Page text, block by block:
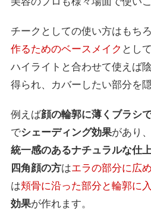
チークとしての使い方はもち
作るためのベースメイク とし
ハイライトと合わせて使えば
得られ、カバーしたい部分を
例えば顔の輪郭に薄くブラシ
でシェーディング効果があり
統一感のあるナチュラルな仕
四角顔の方はエラの部分に広
は頬骨に沿った部分と輪郭に
効果が作れます。